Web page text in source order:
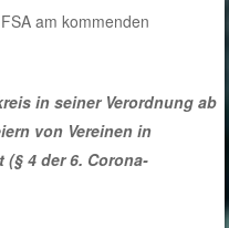
am kommenden
in seiner Verordnung ab
von Vereinen in
4 der 6. Corona-